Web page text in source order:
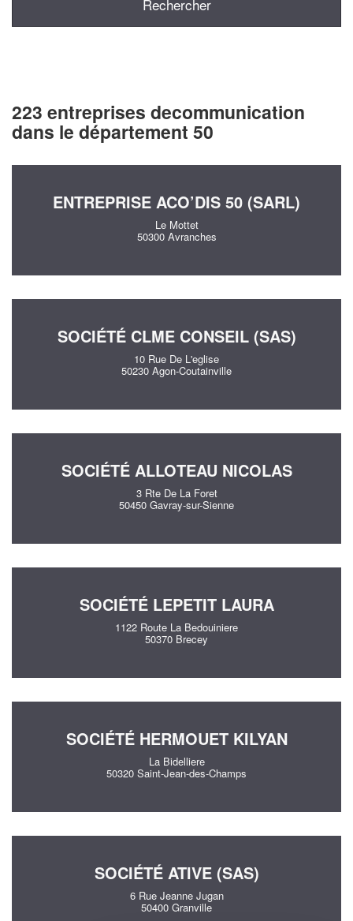
223 entreprises decommunication
dans le département 50
ENTREPRISE ACO’DIS 50 (SARL)
Le Mottet
50300 Avranches
SOCIÉTÉ CLME CONSEIL (SAS)
10 Rue De L'eglise
50230 Agon-Coutainville
SOCIÉTÉ ALLOTEAU NICOLAS
3 Rte De La Foret
50450 Gavray-sur-Sienne
SOCIÉTÉ LEPETIT LAURA
1122 Route La Bedouiniere
50370 Brecey
SOCIÉTÉ HERMOUET KILYAN
La Bidelliere
50320 Saint-Jean-des-Champs
SOCIÉTÉ ATIVE (SAS)
6 Rue Jeanne Jugan
50400 Granville